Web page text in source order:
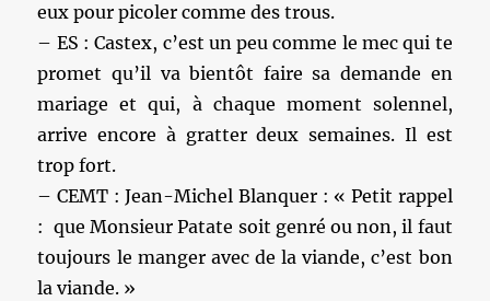
eux pour picoler comme des trous.
– ES : Castex, c’est un peu comme le mec qui te
promet qu’il va bientôt faire sa demande en
mariage et qui, à chaque moment solennel,
arrive encore à gratter deux semaines. Il est
trop fort.
– CEMT : Jean-Michel Blanquer : « Petit rappel
: que Monsieur Patate soit genré ou non, il faut
toujours le manger avec de la viande, c’est bon
la viande. »